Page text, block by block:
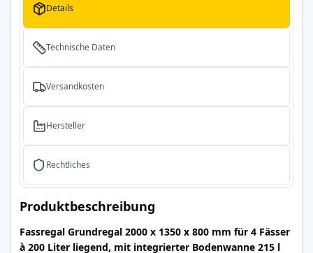
Details
Technische Daten
Versandkosten
Hersteller
Rechtliches
Produktbeschreibung
Fassregal Grundregal 2000 x 1350 x 800 mm für 4 Fässer
à 200 Liter liegend, mit integrierter Bodenwanne 215 l